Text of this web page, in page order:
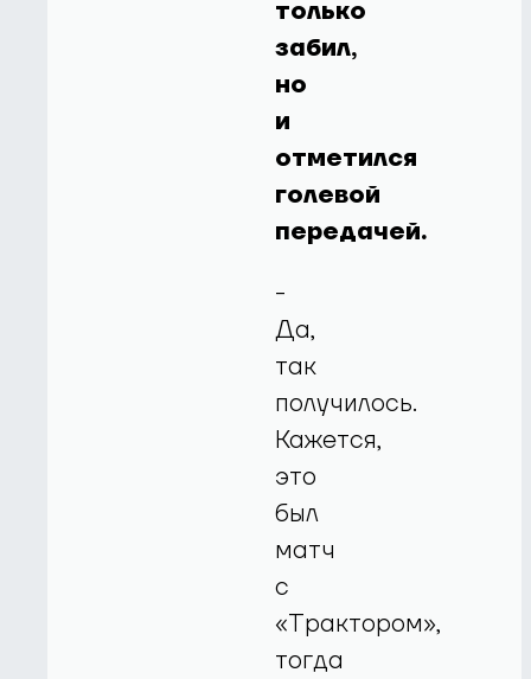
только
забил,
но
и
отметился
голевой
передачей.
-
Да,
так
получилось.
Кажется,
это
был
матч
с
«Трактором»,
тогда